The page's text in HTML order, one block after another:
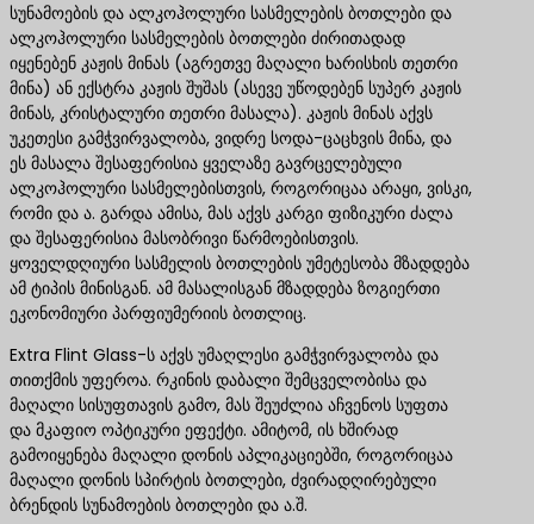
სუნამოების და ალკოჰოლური სასმელების ბოთლები და
ალკოჰოლური სასმელების ბოთლები ძირითადად
იყენებენ კაჟის მინას (აგრეთვე მაღალი ხარისხის თეთრი
მინა) ან ექსტრა კაჟის შუშას (ასევე უწოდებენ სუპერ კაჟის
მინას, კრისტალური თეთრი მასალა). კაჟის მინას აქვს
უკეთესი გამჭვირვალობა, ვიდრე სოდა-ცაცხვის მინა, და
ეს მასალა შესაფერისია ყველაზე გავრცელებული
ალკოჰოლური სასმელებისთვის, როგორიცაა არაყი, ვისკი,
რომი და ა. გარდა ამისა, მას აქვს კარგი ფიზიკური ძალა
და შესაფერისია მასობრივი წარმოებისთვის.
ყოველდღიური სასმელის ბოთლების უმეტესობა მზადდება
ამ ტიპის მინისგან. ამ მასალისგან მზადდება ზოგიერთი
ეკონომიური პარფიუმერიის ბოთლიც.
Extra Flint Glass-ს აქვს უმაღლესი გამჭვირვალობა და
თითქმის უფეროა. რკინის დაბალი შემცველობისა და
მაღალი სისუფთავის გამო, მას შეუძლია აჩვენოს სუფთა
და მკაფიო ოპტიკური ეფექტი. ამიტომ, ის ხშირად
გამოიყენება მაღალი დონის აპლიკაციებში, როგორიცაა
მაღალი დონის სპირტის ბოთლები, ძვირადღირებული
ბრენდის სუნამოების ბოთლები და ა.შ.